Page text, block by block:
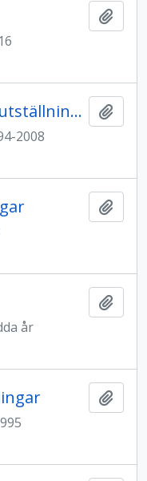
Beräkningar från hållna utställningar
2008
år